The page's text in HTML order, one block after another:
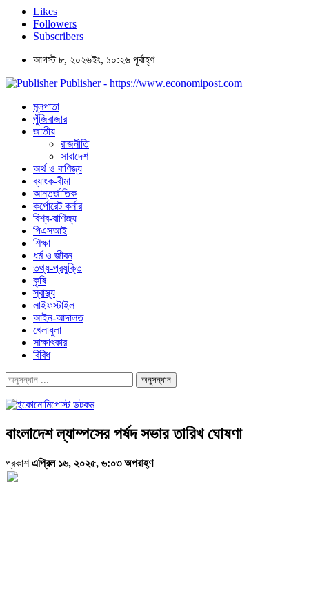
Likes
Followers
Subscribers
আগস্ট ৮, ২০২৬ইং, ১০:২৬ পূর্বাহ্ণ
Publisher - https://www.economipost.com
মূলপাতা
পুঁজিবাজার
জাতীয়
রাজনীতি
সারাদেশ
অর্থ ও বাণিজ্য
ব্যাংক-বীমা
আন্তর্জাতিক
কর্পোরেট কর্নার
বিশ্ব-বাণিজ্য
পিএসআই
শিক্ষা
ধর্ম ও জীবন
তথ্য-প্রযুক্তি
কৃষি
স্বাস্থ্য
লাইফস্টাইল
আইন-আদালত
খেলাধুলা
সাক্ষাৎকার
বিবিধ
বাংলাদেশ ল্যাম্পসের পর্ষদ সভার তারিখ ঘোষণা
প্রকাশএপ্রিল ১৬, ২০২৫, ৬:০৩ অপরাহ্ণ